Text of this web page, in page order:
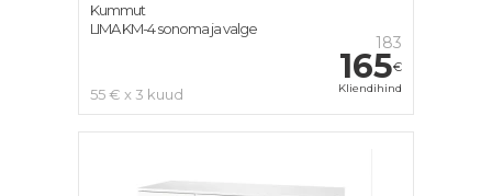
183
165€
Kliendihind
55 € x 3 kuud
Kummut
LIMA KM-4 sonoma ja valge